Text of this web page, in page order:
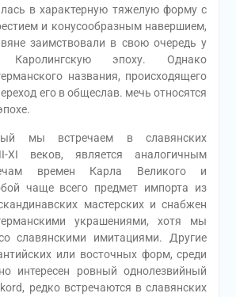
в характерную тяжелую форму с
и конусообразным навершием,
заимствовали в свою очередь у
эпоху. Однако
названия, происходящего
его в общеслав. мечь относятся
мы встречаем в славянских
ХІ веков, является аналогичным
времен Карла Великого и
чаще всего предмет импорта из
мастерских и снабжен
украшениями, хотя мы
славянскими имитациями. Другие
или восточных форм, среди
интересен ровный однолезвийный
редко встречаются в славянских